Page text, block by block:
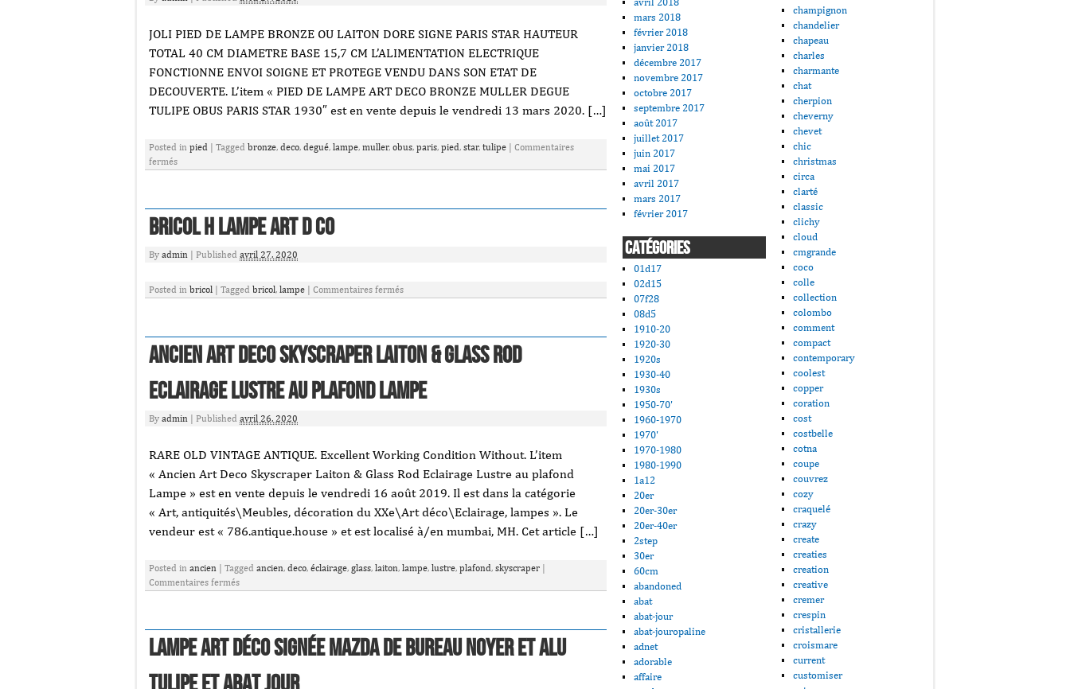
JOLI PIED DE LAMPE BRONZE OU LAITON DORE SIGNE PARIS STAR HAUTEUR
TOTAL 40 CM DIAMETRE BASE 15,7 CM L’ALIMENTATION ELECTRIQUE
FONCTIONNE ENVOI SOIGNE ET PROTEGE VENDU DANS SON ETAT DE
DECOUVERTE. L’item « PIED DE LAMPE ART DECO BRONZE MULLER DEGUE
TULIPE OBUS PARIS STAR 1930″ est en vente depuis le vendredi 13 mars 2020. […]
Posted in pied Tagged bronze, deco, degué, lampe, muller, obus, paris, pied, star, tulipe
Commentaires
fermés
Bricol H Lampe Art D Co
By admin Published avril 27, 2020
Posted in bricol Tagged bricol, lampe Commentaires fermés
Ancien Art Deco Skyscraper Laiton & Glass Rod
Eclairage Lustre au plafond Lampe
By admin Published avril 26, 2020
RARE OLD VINTAGE ANTIQUE. Excellent Working Condition Without. L’item
« Ancien Art Deco Skyscraper Laiton & Glass Rod Eclairage Lustre au plafond
Lampe » est en vente depuis le vendredi 16 août 2019. Il est dans la catégorie
« Art, antiquités\Meubles, décoration du XXe\Art déco\Eclairage, lampes ». Le
vendeur est « 786.antique.house » et est localisé à/en mumbai, MH. Cet article […]
Posted in ancien Tagged ancien, deco, éclairage, glass, laiton, lampe, lustre, plafond, skyscraper
Commentaires fermés
Lampe art déco signée MAZDA de bureau noyer et alu
mars 2018
février 2018
janvier 2018
décembre 2017
novembre 2017
octobre 2017
septembre 2017
août 2017
juillet 2017
juin 2017
mai 2017
avril 2017
mars 2017
février 2017
CATÉGORIES
01d17
02d15
07f28
08d5
1910-20
1920-30
1920s
1930-40
1930s
1950-70'
1960-1970
1970'
1970-1980
1980-1990
1a12
20er
20er-30er
20er-40er
2step
30er
60cm
abandoned
abat
abat-jour
abat-jouropaline
adnet
adorable
affaire
champignon
chandelier
chapeau
charles
charmante
chat
cherpion
cheverny
chevet
chic
christmas
circa
clarté
classic
clichy
cloud
cmgrande
coco
colle
collection
colombo
comment
compact
contemporary
coolest
copper
coration
cost
costbelle
cotna
coupe
couvrez
cozy
craquelé
crazy
create
creaties
creation
creative
cremer
crespin
cristallerie
croismare
current
customiser